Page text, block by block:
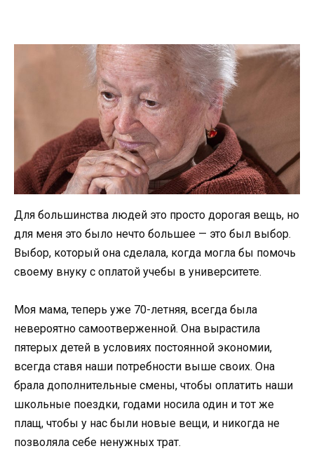
Для большинства людей это просто дорогая вещь, но
для меня это было нечто большее — это был выбор.
Выбор, который она сделала, когда могла бы помочь
своему внуку с оплатой учебы в университете.
Моя мама, теперь уже 70-летняя, всегда была
невероятно самоотверженной. Она вырастила
пятерых детей в условиях постоянной экономии,
всегда ставя наши потребности выше своих. Она
брала дополнительные смены, чтобы оплатить наши
школьные поездки, годами носила один и тот же
плащ, чтобы у нас были новые вещи, и никогда не
позволяла себе ненужных трат.